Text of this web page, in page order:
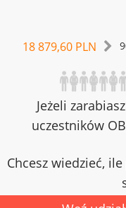
18 879,60 PLN
Jeżeli
uczestników
Chcesz wiedzieć,